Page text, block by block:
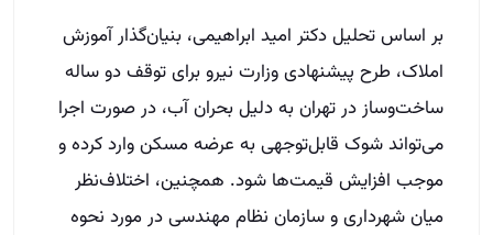
بر اساس تحلیل دکتر امید ابراهیمی، بنیان‌گذار آموزش
املاک، طرح پیشنهادی وزارت نیرو برای توقف دو ساله
ساخت‌وساز در تهران به دلیل بحران آب، در صورت اجرا
می‌تواند شوک قابل‌توجهی به عرضه مسکن وارد کرده و
موجب افزایش قیمت‌ها شود. همچنین، اختلاف‌نظر
میان شهرداری و سازمان نظام مهندسی در مورد نحوه